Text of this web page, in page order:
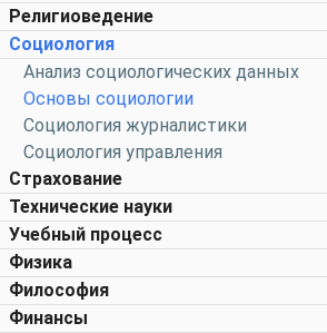
Религиоведение
Социология
Анализ социологических данных
Основы социологии
Социология журналистики
Социология управления
Страхование
Технические науки
Учебный процесс
Физика
Философия
Финансы